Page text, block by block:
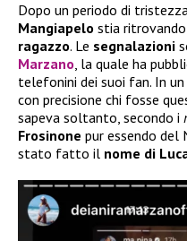
Dopo un periodo di
Mangiapelo stia
ragazzo. Le segnalazioni
Marzano, la quale ha
telefonini dei suoi fan. In
con precisione chi fosse
sapeva soltanto, secondo i
Frosinone pur essendo del
stato fatto il nome di